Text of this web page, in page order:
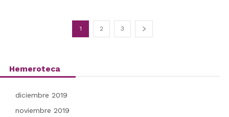
1 2 3
Hemeroteca
diciembre 2019
noviembre 2019